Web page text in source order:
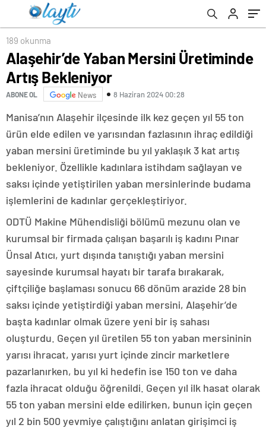
189 okunma
Alaşehir’de Yaban Mersini Üretiminde
Artış Bekleniyor
ABONE OL News 8 Haziran 2024 00:28
Manisa’nın Alaşehir ilçesinde ilk kez geçen yıl 55 ton
ürün elde edilen ve yarısından fazlasının ihraç edildiği
yaban mersini üretiminde bu yıl yaklaşık 3 kat artış
bekleniyor. Özellikle kadınlara istihdam sağlayan ve
saksı içinde yetiştirilen yaban mersinlerinde budama
işlemlerini de kadınlar gerçekleştiriyor.
ODTÜ Makine Mühendisliği bölümü mezunu olan ve
kurumsal bir firmada çalışan başarılı iş kadını Pınar
Ünsal Atıcı, yurt dışında tanıştığı yaban mersini
sayesinde kurumsal hayatı bir tarafa bırakarak,
çiftçiliğe başlaması sonucu 66 dönüm arazide 28 bin
saksı içinde yetiştirdiği yaban mersini, Alaşehir’de
başta kadınlar olmak üzere yeni bir iş sahası
oluşturdu. Geçen yıl üretilen 55 ton yaban mersininin
yarısı ihracat, yarısı yurt içinde zincir marketlere
pazarlanırken, bu yıl ki hedefin ise 150 ton ve daha
fazla ihracat olduğu öğrenildi. Geçen yıl ilk hasat olarak
55 ton yaban mersini elde edilirken, bunun için geçen
yıl 2 bin 500 yevmiye çalıştığını anlatan girişimci iş